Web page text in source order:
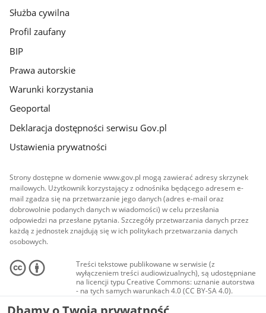
Służba cywilna
Profil zaufany
BIP
Prawa autorskie
Warunki korzystania
Geoportal
Deklaracja dostępności serwisu Gov.pl
Ustawienia prywatności
Strony dostępne w domenie www.gov.pl mogą zawierać adresy skrzynek
mailowych. Użytkownik korzystający z odnośnika będącego adresem e-
mail zgadza się na przetwarzanie jego danych (adres e-mail oraz
dobrowolnie podanych danych w wiadomości) w celu przesłania
odpowiedzi na przesłane pytania. Szczegóły przetwarzania danych przez
każdą z jednostek znajdują się w ich politykach przetwarzania danych
osobowych.
Treści tekstowe publikowane w serwisie (z
wyłączeniem treści audiowizualnych), są udostępniane
na licencji typu Creative Commons: uznanie autorstwa
- na tych samych warunkach 4.0 (CC BY-SA 4.0).
Materiały audiowizualne, w tym zdjęcia, materiały
audio i wideo, są udostępniane na licencji typu